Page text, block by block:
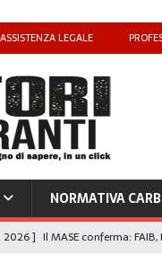
ASSISTENZA LEGALE
NORMATIVA
2026 ] Il MASE conferma: